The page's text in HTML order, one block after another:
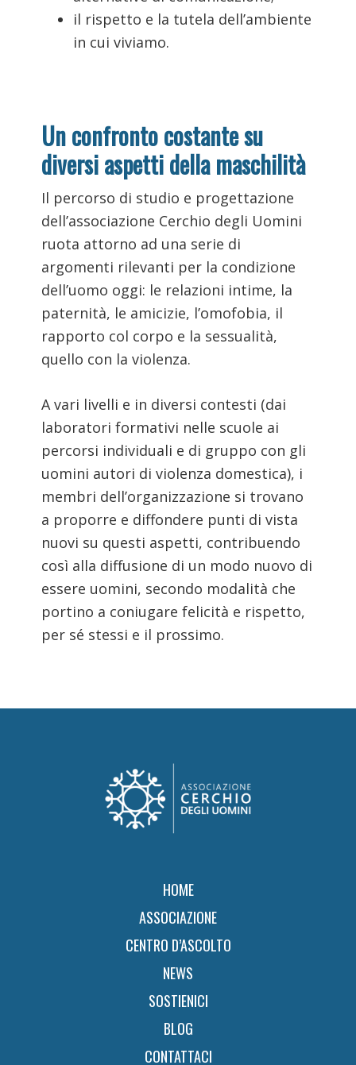
il rispetto e la tutela dell’ambiente
in cui viviamo.
Un confronto costante su
diversi aspetti della maschilità
Il percorso di studio e progettazione
dell’associazione Cerchio degli Uomini
ruota attorno ad una serie di
argomenti rilevanti per la condizione
dell’uomo oggi: le relazioni intime, la
paternità, le amicizie, l’omofobia, il
rapporto col corpo e la sessualità,
quello con la violenza.
A vari livelli e in diversi contesti (dai
laboratori formativi nelle scuole ai
percorsi individuali e di gruppo con gli
uomini autori di violenza domestica), i
membri dell’organizzazione si trovano
a proporre e diffondere punti di vista
nuovi su questi aspetti, contribuendo
così alla diffusione di un modo nuovo di
essere uomini, secondo modalità che
portino a coniugare felicità e rispetto,
per sé stessi e il prossimo.
HOME
ASSOCIAZIONE
CENTRO D’ASCOLTO
NEWS
SOSTIENICI
BLOG
CONTATTACI